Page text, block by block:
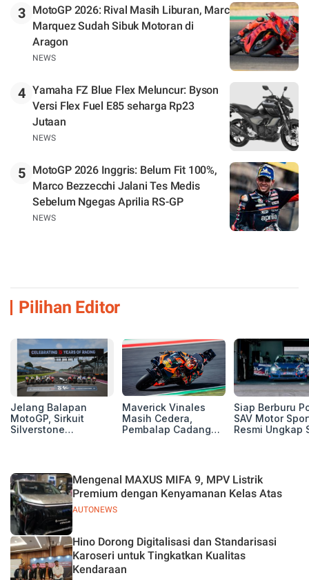
3
MotoGP 2026: Rival Masih Liburan, Marc
Marquez Sudah Sibuk Motoran di
Aragon
NEWS
4 Yamaha FZ Blue Flex Meluncur: Byson
Versi Flex Fuel E85 seharga Rp23
Jutaan
NEWS
5
MotoGP 2026 Inggris: Belum Fit 100%,
Marco Bezzecchi Jalani Tes Medis
Sebelum Ngegas Aprilia RS-GP
NEWS
Pilihan Editor
Jelang Balapan
MotoGP, Sirkuit
Silverstone
Maverick Vinales
Masih Cedera,
Pembalap Cadangan
Siap Berburu
SAV Motor
Resmi Ungkap
AUTONEWS
Mengenal MAXUS MIFA 9, MPV Listrik
Premium dengan Kenyamanan Kelas Atas
Hino Dorong Digitalisasi dan Standarisasi
Karoseri untuk Tingkatkan Kualitas
Kendaraan